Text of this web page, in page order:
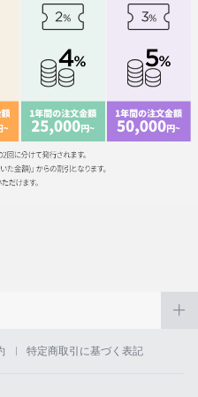
特定商取引に基づく表記